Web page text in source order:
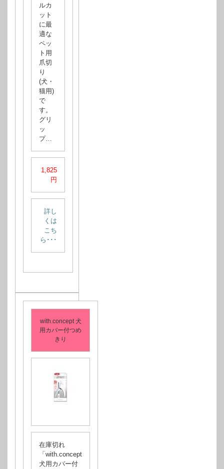
ルカ
ット
に最
適な
ペッ
ト用
爪切
り
(犬・
猫用)
で
す。
グリ
ッ
プ…
1,825
円
詳し
くは
こち
ら･･･
with.concept 犬
用カバー付つめ
きり
在庫切れ
「with.concept
犬用カバー付